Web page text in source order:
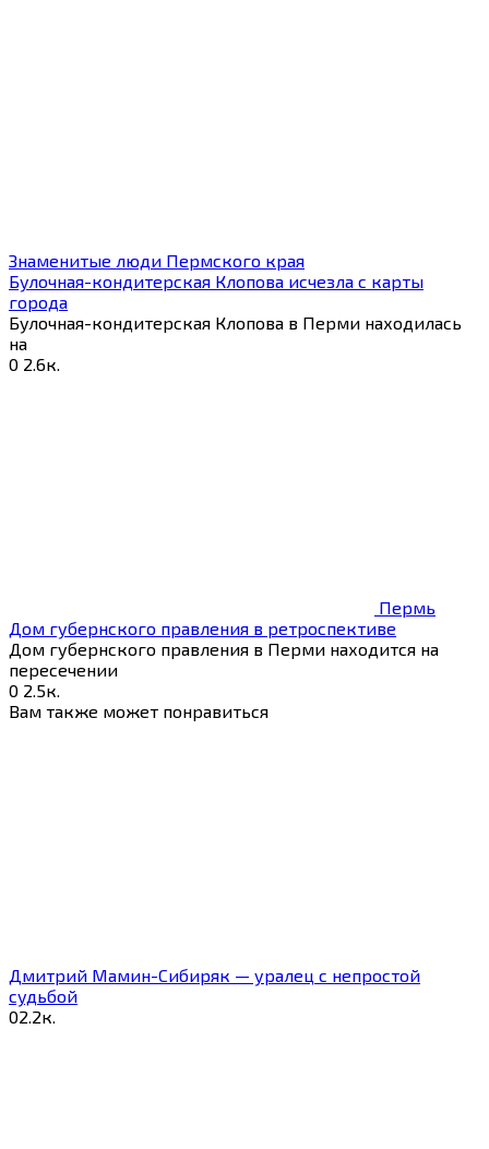
Знаменитые люди Пермского края
Булочная-кондитерская Клопова исчезла с карты
города
Булочная-кондитерская Клопова в Перми находилась
на
0 2.6к.
Пермь
Дом губернского правления в ретроспективе
Дом губернского правления в Перми находится на
пересечении
0 2.5к.
Вам также может понравиться
Дмитрий Мамин-Сибиряк — уралец с непростой
судьбой
02.2к.